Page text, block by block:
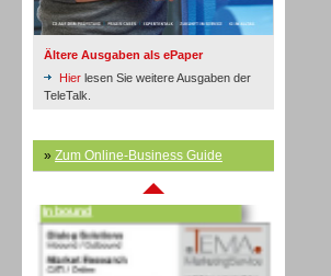
Ältere Ausgaben als ePaper
Hier lesen Sie weitere Ausgaben der
TeleTalk.
» Zum Online-Business Guide
Inbound